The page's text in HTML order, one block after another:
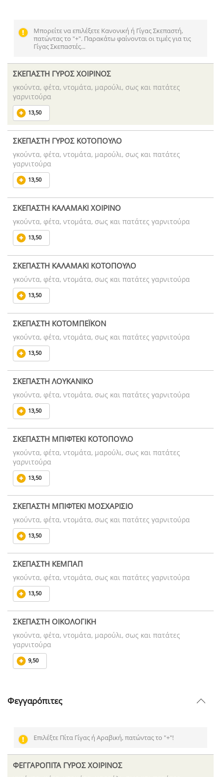
Μπορείτε να επιλέξετε Κανονική ή Γίγας Σκεπαστή,
πατώντας το "+". Παρακάτω φαίνονται οι τιμές για τις
Γίγας Σκεπαστές...
ΣΚΕΠΑΣΤΗ ΓΥΡΟΣ ΧΟΙΡΙΝΟΣ
γκούντα, φέτα, ντομάτα, μαρούλι, σως και πατάτες
γαρνιτούρα
13,50
ΣΚΕΠΑΣΤΗ ΓΥΡΟΣ ΚΟΤΟΠΟΥΛΟ
γκούντα, φέτα, ντομάτα, μαρούλι, σως και πατάτες
γαρνιτούρα
13,50
ΣΚΕΠΑΣΤΗ ΚΑΛΑΜΑΚΙ ΧΟΙΡΙΝΟ
γκούντα, φέτα, ντομάτα, σως και πατάτες γαρνιτούρα
13,50
ΣΚΕΠΑΣΤΗ ΚΑΛΑΜΑΚΙ ΚΟΤΟΠΟΥΛΟ
γκούντα, φέτα, ντομάτα, σως και πατάτες γαρνιτούρα
13,50
ΣΚΕΠΑΣΤΗ ΚΟΤΟΜΠΕΪΚΟΝ
γκούντα, φέτα, ντομάτα, σως και πατάτες γαρνιτούρα
13,50
ΣΚΕΠΑΣΤΗ ΛΟΥΚΑΝΙΚΟ
γκούντα, φέτα, ντομάτα, σως και πατάτες γαρνιτούρα
13,50
ΣΚΕΠΑΣΤΗ ΜΠΙΦΤΕΚΙ ΚΟΤΟΠΟΥΛΟ
γκούντα, φέτα, ντομάτα, μαρούλι, σως και πατάτες
γαρνιτούρα
13,50
ΣΚΕΠΑΣΤΗ ΜΠΙΦΤΕΚΙ ΜΟΣΧΑΡΙΣΙΟ
γκούντα, φέτα, ντομάτα, σως και πατάτες γαρνιτούρα
13,50
ΣΚΕΠΑΣΤΗ ΚΕΜΠΑΠ
γκούντα, φέτα, ντομάτα, σως και πατάτες γαρνιτούρα
13,50
ΣΚΕΠΑΣΤΗ ΟΙΚΟΛΟΓΙΚΗ
γκούντα, φέτα, ντομάτα, μαρούλι, σως και πατάτες
γαρνιτούρα
9,50
Φεγγαρόπιτες
Επιλέξτε Πίτα Γίγας ή Αραβική, πατώντας το "+"!
ΦΕΓΓΑΡΟΠΙΤΑ ΓΥΡΟΣ ΧΟΙΡΙΝΟΣ